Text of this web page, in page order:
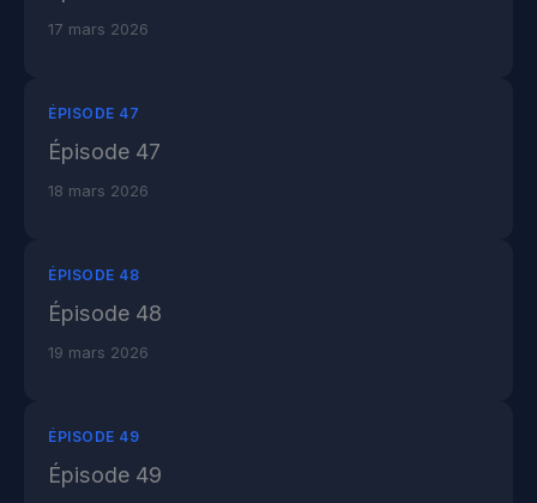
17 mars 2026
ÉPISODE 47
Épisode 47
18 mars 2026
ÉPISODE 48
Épisode 48
19 mars 2026
ÉPISODE 49
Épisode 49